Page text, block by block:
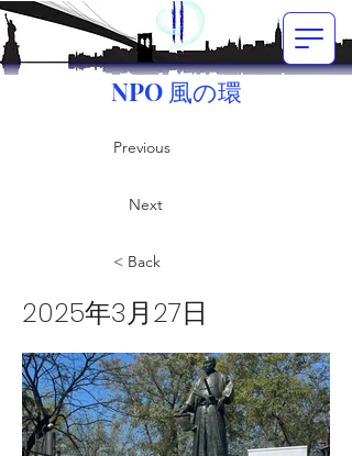
NPO 風の環
Previous
Next
< Back
2025年3月27日